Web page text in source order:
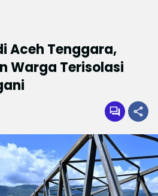
Aceh Tenggara,
Warga Terisolasi